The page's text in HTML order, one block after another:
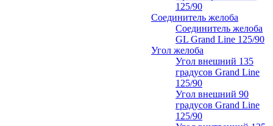
125/90
Соединитель желоба
Соединитель желоба
GL Grand Line 125/90
Угол желоба
Угол внешний 135
градусов Grand Line
125/90
Угол внешний 90
градусов Grand Line
125/90